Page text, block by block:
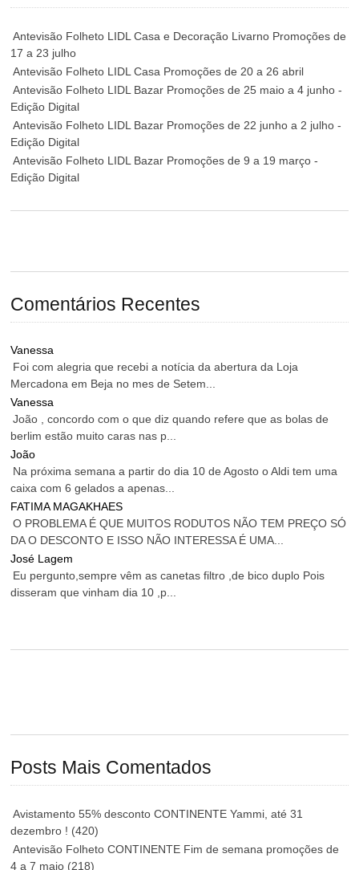
Antevisão Folheto LIDL Casa e Decoração Livarno Promoções de
17 a 23 julho
Antevisão Folheto LIDL Casa Promoções de 20 a 26 abril
Antevisão Folheto LIDL Bazar Promoções de 25 maio a 4 junho -
Edição Digital
Antevisão Folheto LIDL Bazar Promoções de 22 junho a 2 julho -
Edição Digital
Antevisão Folheto LIDL Bazar Promoções de 9 a 19 março -
Edição Digital
Comentários Recentes
Vanessa
Foi com alegria que recebi a notícia da abertura da Loja
Mercadona em Beja no mes de Setem...
Vanessa
João , concordo com o que diz quando refere que as bolas de
berlim estão muito caras nas p...
João
Na próxima semana a partir do dia 10 de Agosto o Aldi tem uma
caixa com 6 gelados a apenas...
FATIMA MAGAKHAES
O PROBLEMA É QUE MUITOS RODUTOS NÃO TEM PREÇO SÓ
DA O DESCONTO E ISSO NÃO INTERESSA É UMA...
José Lagem
Eu pergunto,sempre vêm as canetas filtro ,de bico duplo Pois
disseram que vinham dia 10 ,p...
Posts Mais Comentados
Avistamento 55% desconto CONTINENTE Yammi, até 31
dezembro ! (420)
Antevisão Folheto CONTINENTE Fim de semana promoções de
4 a 7 maio (218)